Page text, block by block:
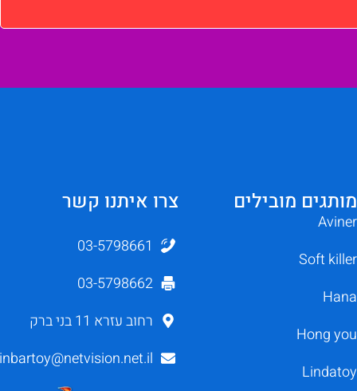
מותגים מובילים
Aviner
Soft killer
Hana
Hong you
Lindatoy
צרו איתנו קשר
03-5798661
03-5798662
רחוב עזרא 11 בני ברק